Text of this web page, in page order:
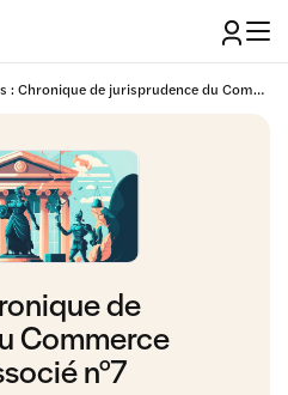
Note Focus : Chronique de jurisprudence du Commerce Coopératif et Associé n°7
de
Commerce
n°7